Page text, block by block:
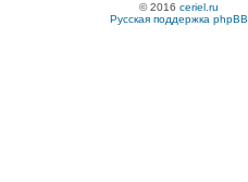
© 2016 ceriel.ru
Русская поддержка phpBB